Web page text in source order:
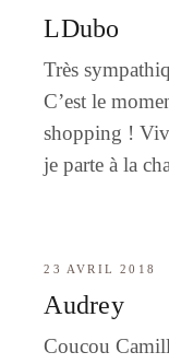
LDubo
Très
C’est le
shopping !
je parte à la
23 AVRIL 2018
Audrey
Coucou